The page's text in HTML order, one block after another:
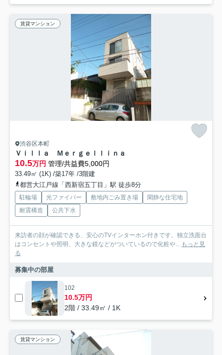
賃貸マンション
渋谷区本町
Ｖｉｌｌａ Ｍｅｒｇｅｌｌｉｎａ
10.5万円 管理/共益費5,000円
33.49㎡ (1K) /築17年 /3階建
都営大江戸線「西新宿五丁目」駅 徒歩8分
駐輪場 光ファイバー 敷地内ごみ置き場
閑静な住宅地
耐震構造
公共下水
来訪者の顔が確認できる、安心のTVインターホン付きです。独立洗面台
はコンセントや照明、大きな鏡などがついているので化粧や... もっと見
る
募集中の部屋
102
10.5万円
2階 / 33.49㎡ / 1K
賃貸マンション